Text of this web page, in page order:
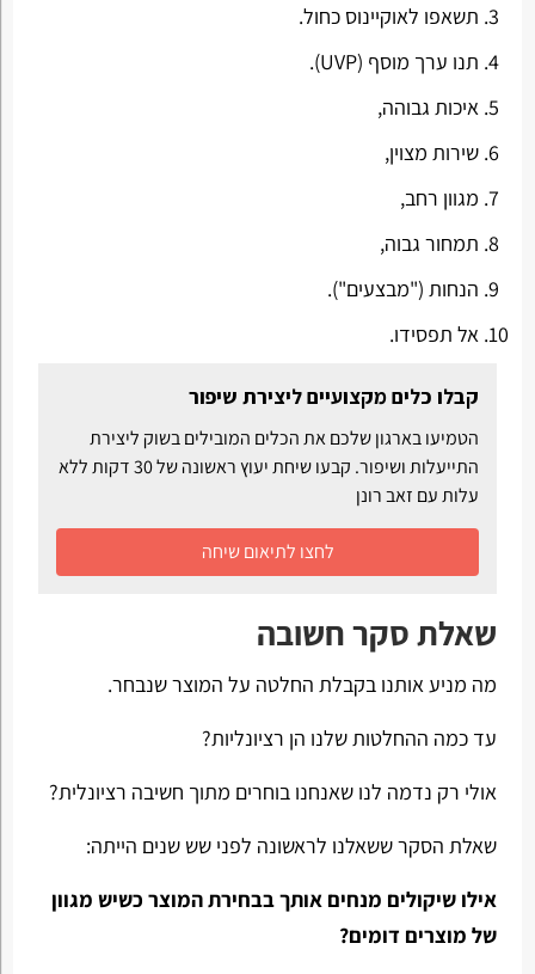
תשאפו לאוקיינוס כחול.
תנו ערך מוסף (UVP).
איכות גבוהה,
שירות מצוין,
מגוון רחב,
תמחור גבוה,
הנחות ("מבצעים").
אל תפסידו.
קבלו כלים מקצועיים ליצירת שיפור
הטמיעו בארגון שלכם את הכלים המובילים בשוק ליצירת
התייעלות ושיפור. קבעו שיחת יעוץ ראשונה של 30 דקות ללא
עלות עם זאב רונן
לחצו לתיאום שיחה
שאלת סקר חשובה
מה מניע אותנו בקבלת החלטה על המוצר שנבחר.
עד כמה ההחלטות שלנו הן רציונליות?
אולי רק נדמה לנו שאנחנו בוחרים מתוך חשיבה רציונלית?
שאלת הסקר ששאלנו לראשונה לפני שש שנים הייתה:
אילו שיקולים מנחים אותך בבחירת המוצר כשיש מגוון
של מוצרים דומים?